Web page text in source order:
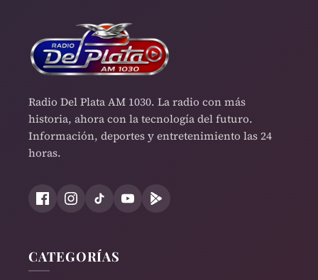
Radio Del Plata AM 1030. La radio con más
historia, ahora con la tecnología del futuro.
Información, deportes y entretenimiento las 24
horas.
CATEGORÍAS